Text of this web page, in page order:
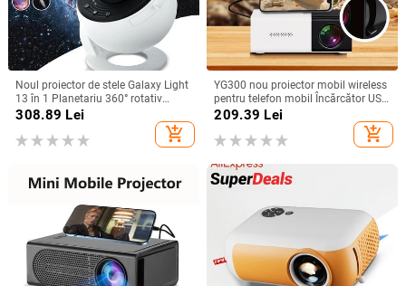
Noul proiector de stele Galaxy Light
13 în 1 Planetariu 360° rotativ
Aurora Lampă de noapte pentru
dormitor Cer înstelat Copii Cadou
pentru adulți
308.89 Lei
add_shopping_cart
YG300 nou proiector mobil wireless
pentru telefon mobil Încărcător USB
putere acasă dormitor portabil
home theater, utilizare în aer liber, în
interior
209.39 Lei
add_shopping_cart